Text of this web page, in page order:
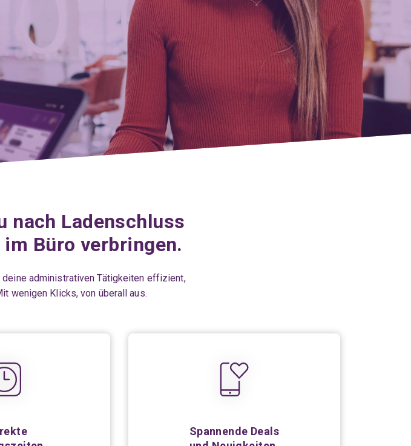
nach Ladenschluss
Büro verbringen.
administrativen Tätigkeiten effizient,
wenigen Klicks, von überall aus.
Spannende Deals